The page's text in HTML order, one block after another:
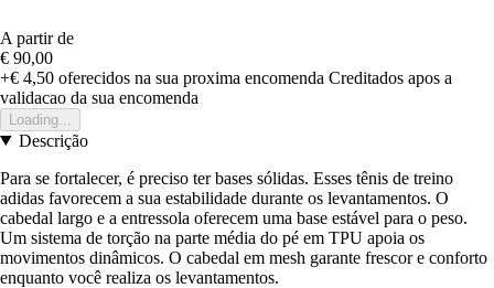
A partir de
€ 90,00
+€ 4,50 oferecidos na sua proxima encomenda Creditados apos a
validacao da sua encomenda
Loading...
Descrição
Para se fortalecer, é preciso ter bases sólidas. Esses tênis de treino
adidas favorecem a sua estabilidade durante os levantamentos. O
cabedal largo e a entressola oferecem uma base estável para o peso.
Um sistema de torção na parte média do pé em TPU apoia os
movimentos dinâmicos. O cabedal em mesh garante frescor e conforto
enquanto você realiza os levantamentos.